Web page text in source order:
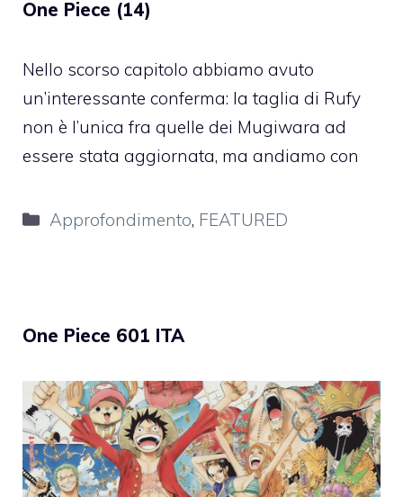
One Piece (14)
Nello scorso capitolo abbiamo avuto
un’interessante conferma: la taglia di Rufy
non è l’unica fra quelle dei Mugiwara ad
essere stata aggiornata, ma andiamo con
Categorie
Approfondimento, FEATURED
One Piece 601 ITA